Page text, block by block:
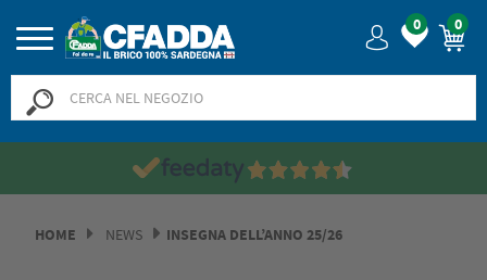
0 0
HOME NEWS INSEGNA DELL’ANNO 25/26